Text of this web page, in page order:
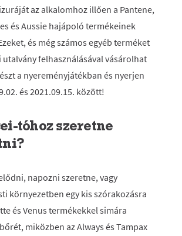
az alkalomhoz illően a Pantene,
és Aussie hajápoló termékeinek
és még számos egyéb terméket
utalvány felhasználásával vásárolhat
a nyereményjátékban és nyerjen
és 2021.09.15. között!
tóhoz szeretne
napozni szeretne, vagy
környezetben egy kis szórakozásra
és Venus termékekkel simára
miközben az Always és Tampax